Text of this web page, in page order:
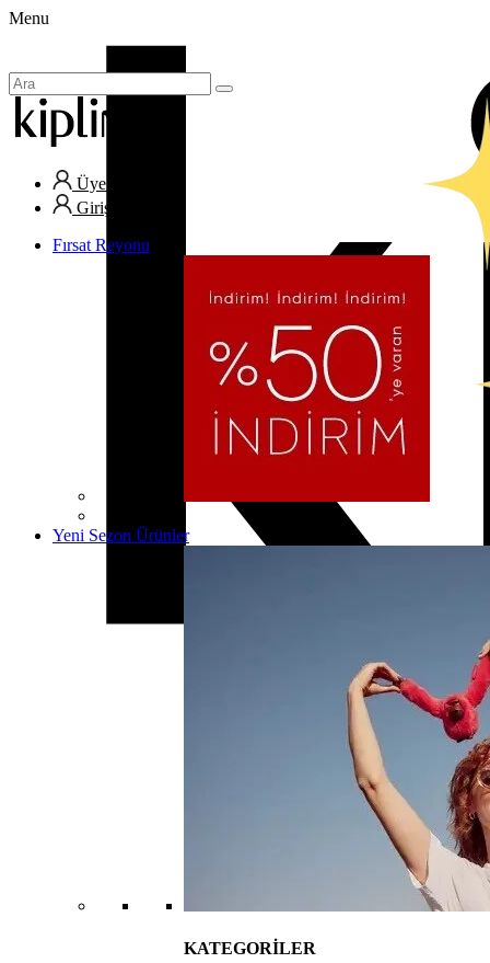
Menu
Üye Ol
Giriş Yap
Fırsat Reyonu
Yeni Sezon Ürünler
KATEGORİLER